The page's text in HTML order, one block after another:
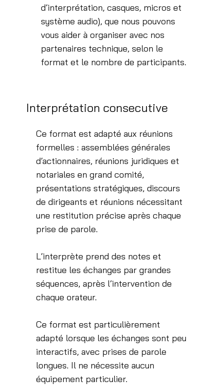
d’interprétation, casques, micros et
système audio), que nous pouvons
vous aider à organiser avec nos
partenaires technique, selon le
format et le nombre de participants.
Interprétation consecutive
Ce format est adapté aux réunions
formelles : assemblées générales
d’actionnaires, réunions juridiques et
notariales en grand comité,
présentations stratégiques, discours
de dirigeants et réunions nécessitant
une restitution précise après chaque
prise de parole.
L’interprète prend des notes et
restitue les échanges par grandes
séquences, après l’intervention de
chaque orateur.
Ce format est particulièrement
adapté lorsque les échanges sont peu
interactifs, avec prises de parole
longues. Il ne nécessite aucun
équipement particulier.